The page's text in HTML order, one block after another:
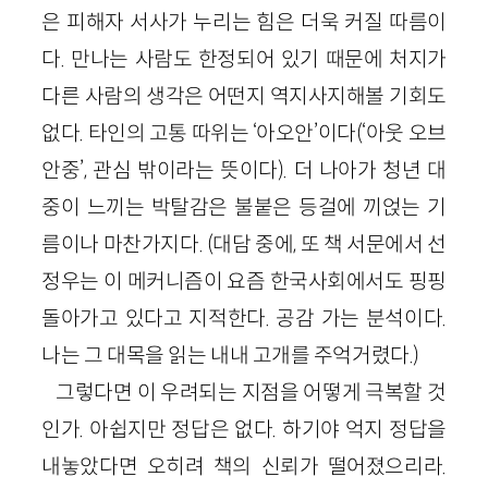
은 피해자 서사가 누리는 힘은 더욱 커질 따름이
다. 만나는 사람도 한정되어 있기 때문에 처지가
다른 사람의 생각은 어떤지 역지사지해볼 기회도
없다. 타인의 고통 따위는 ‘아오안’이다(‘아웃 오브
안중’, 관심 밖이라는 뜻이다). 더 나아가 청년 대
중이 느끼는 박탈감은 불붙은 등걸에 끼얹는 기
름이나 마찬가지다. (대담 중에, 또 책 서문에서 선
정우는 이 메커니즘이 요즘 한국사회에서도 핑핑
돌아가고 있다고 지적한다. 공감 가는 분석이다.
나는 그 대목을 읽는 내내 고개를 주억거렸다.)
그렇다면 이 우려되는 지점을 어떻게 극복할 것
인가. 아쉽지만 정답은 없다. 하기야 억지 정답을
내놓았다면 오히려 책의 신뢰가 떨어졌으리라.